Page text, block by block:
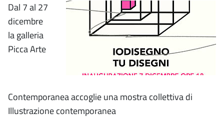
Dal 7 al 27
dicembre
la galleria
Picca Arte
Contemporanea accoglie una mostra collettiva di
Illustrazione contemporanea